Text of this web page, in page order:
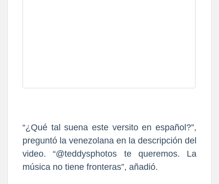
“¿Qué tal suena este versito en español?”,
preguntó la venezolana en la descripción del
video. “@teddysphotos te queremos. La
música no tiene fronteras”, añadió.